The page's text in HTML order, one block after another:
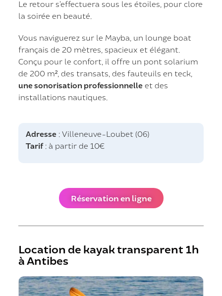
Le retour s’effectuera sous les étoiles, pour clore
la soirée en beauté.
Vous naviguerez sur le Mayba, un lounge boat
français de 20 mètres, spacieux et élégant.
Conçu pour le confort, il offre un pont solarium
de 200 m², des transats, des fauteuils en teck,
une sonorisation professionnelle et des
installations nautiques.
Adresse : Villeneuve-Loubet (06)
Tarif: à partir de 10€
Réservation en ligne
Location de kayak transparent 1h
à Antibes